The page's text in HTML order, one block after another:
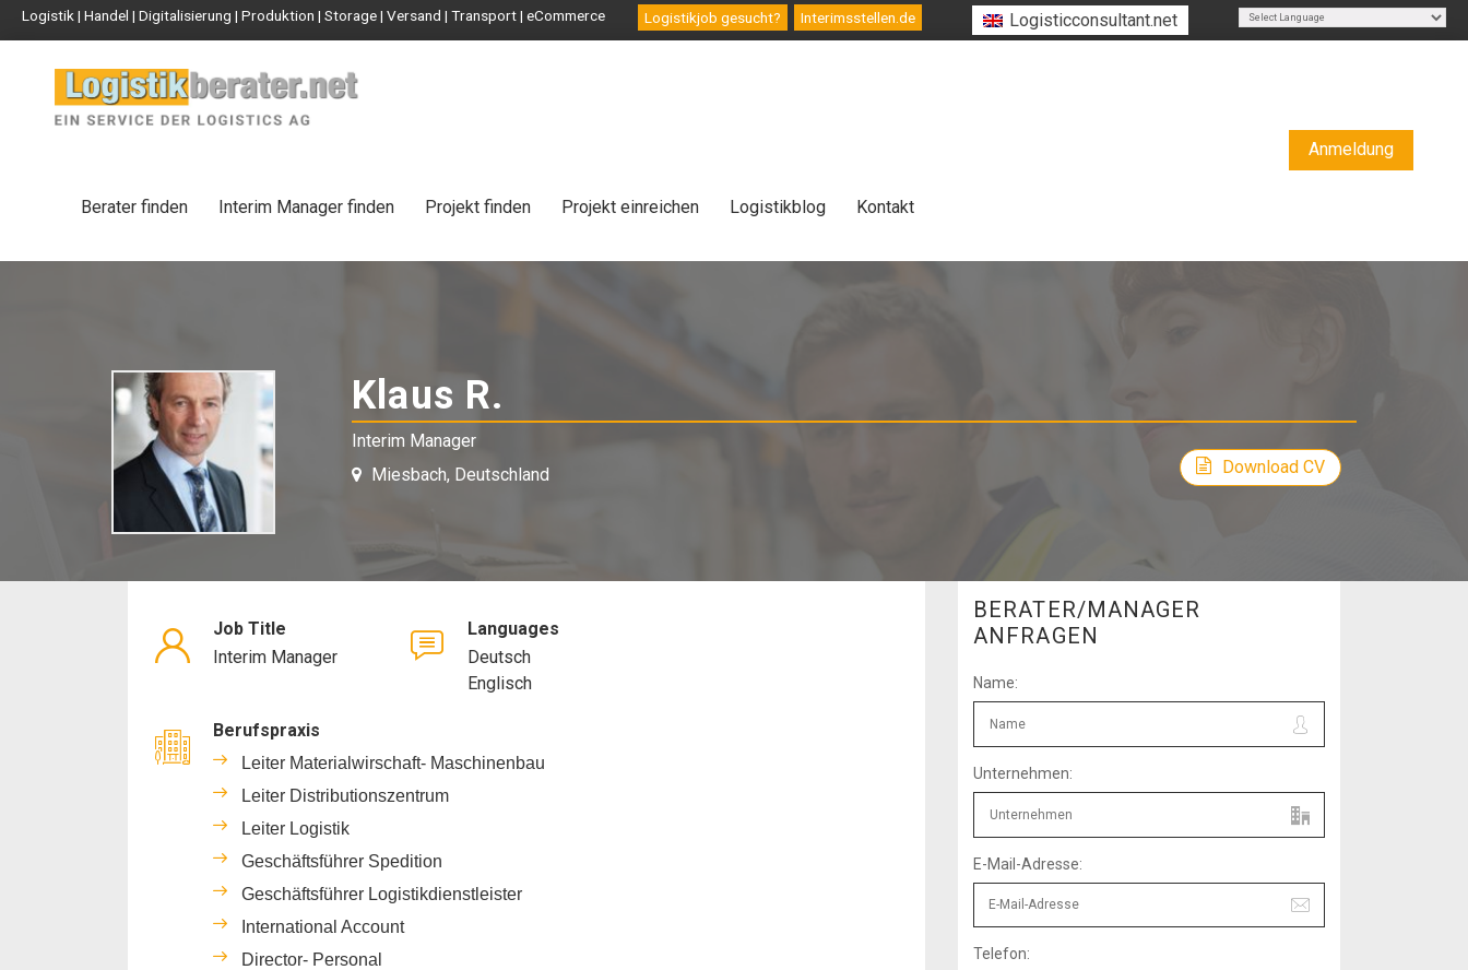
Logistik | Handel | Digitalisierung | Produktion | Storage | Versand | Transport | eCommerce Logistikjob gesucht? Interimsstellen.de
Logisticconsultant.net
Powered by
Translate
Berater finden Interim Manager finden Projekt finden Projekt einreichen Logistikblog Kontakt
Anmeldung
Klaus R.
Manager
Interim Manager
Miesbach, Deutschland
Download CV
Job Title
Interim Manager
Languages
Deutsch
Englisch
Berufspraxis
Leiter Materialwirschaft- Maschinenbau
Leiter Distributionszentrum
Leiter Logistik
Geschäftsführer Spedition
Geschäftsführer Logistikdienstleister
International Account
Director- Personal
BERATER/MANAGER
ANFRAGEN
Name:
Unternehmen:
E-Mail-Adresse:
Telefon: